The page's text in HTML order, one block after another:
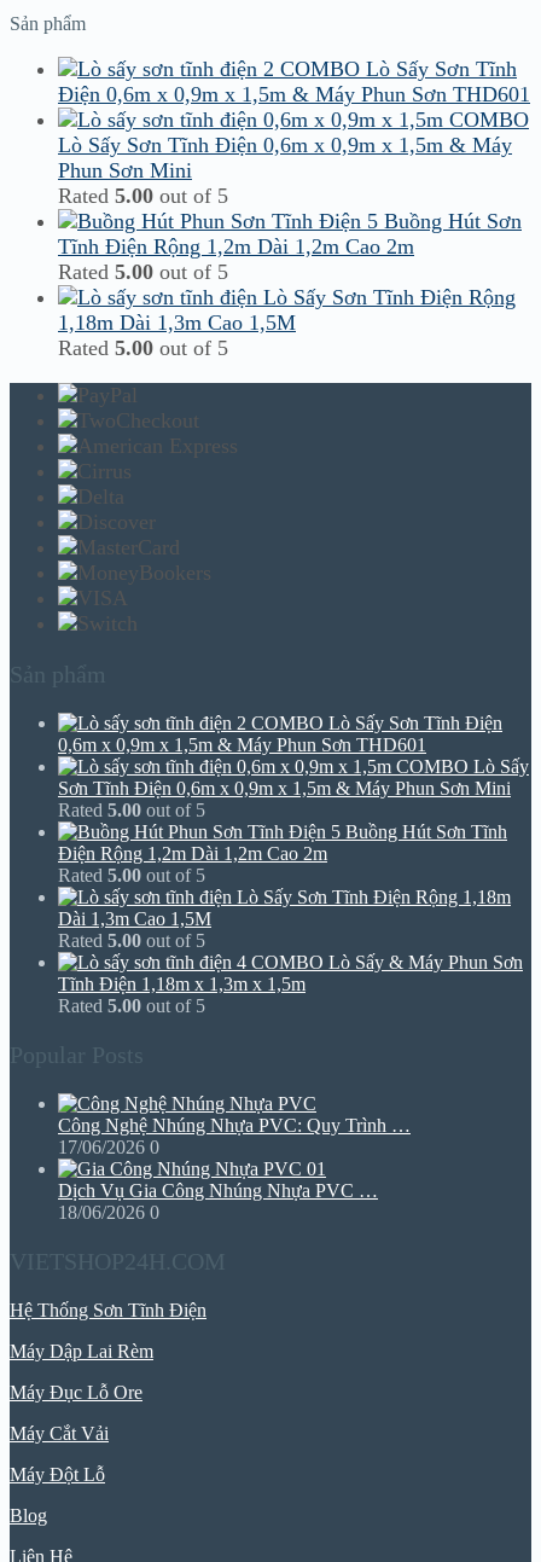
Sản phẩm
COMBO Lò Sấy Sơn Tĩnh
Điện 0,6m x 0,9m x 1,5m & Máy Phun Sơn THD601
COMBO
Lò Sấy Sơn Tĩnh Điện 0,6m x 0,9m x 1,5m & Máy
Phun Sơn Mini
Rated 5.00 out of 5
Buồng Hút Sơn
Tĩnh Điện Rộng 1,2m Dài 1,2m Cao 2m
Rated 5.00 out of 5
Lò Sấy Sơn Tĩnh Điện Rộng
1,18m Dài 1,3m Cao 1,5M
Rated 5.00 out of 5
Sản phẩm
COMBO Lò Sấy Sơn Tĩnh Điện
0,6m x 0,9m x 1,5m & Máy Phun Sơn THD601
COMBO Lò Sấy
Sơn Tĩnh Điện 0,6m x 0,9m x 1,5m & Máy Phun Sơn Mini
Rated 5.00 out of 5
Buồng Hút Sơn Tĩnh
Điện Rộng 1,2m Dài 1,2m Cao 2m
Rated 5.00 out of 5
Lò Sấy Sơn Tĩnh Điện Rộng 1,18m
Dài 1,3m Cao 1,5M
Rated 5.00 out of 5
COMBO Lò Sấy & Máy Phun Sơn
Tĩnh Điện 1,18m x 1,3m x 1,5m
Rated 5.00 out of 5
Popular Posts
Công Nghệ Nhúng Nhựa PVC: Quy Trình …
17/06/2026 0
Dịch Vụ Gia Công Nhúng Nhựa PVC …
18/06/2026 0
VIETSHOP24H.COM
Hệ Thống Sơn Tĩnh Điện
Máy Dập Lai Rèm
Máy Đục Lỗ Ore
Máy Cắt Vải
Máy Đột Lỗ
Blog
Liên Hệ